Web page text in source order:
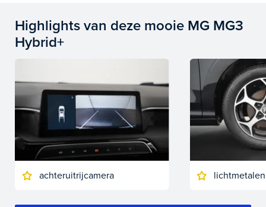
Highlights van deze mooie MG MG3
Hybrid+
achteruitrijcamera